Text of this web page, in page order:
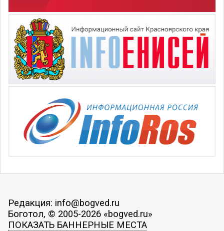
Редакция: info@bogved.ru
Боготол, © 2005-2026 «bogved.ru»
ПОКАЗАТЬ БАННЕРНЫЕ МЕСТА